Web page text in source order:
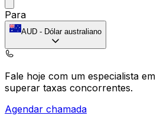
Para
AUD - Dólar australiano
Fale hoje com um especialista
superar taxas concorrentes.
Agendar chamada